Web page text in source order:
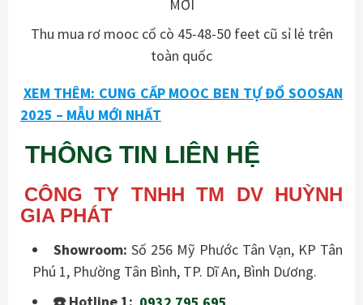
Thu mua rơ mooc cổ cò 45-48-50 feet cũ sỉ lẻ trên
toàn quốc
XEM THÊM: CUNG CẤP MOOC BEN TỰ ĐỔ SOOSAN
2025 – MẪU MỚI NHẤT
THÔNG TIN LIÊN HỆ
CÔNG TY TNHH TM DV HUỲNH
GIA PHÁT
Showroom: Số 256 Mỹ Phước Tân Vạn, KP Tân
Phú 1, Phường Tân Bình, TP. Dĩ An, Bình Dương.